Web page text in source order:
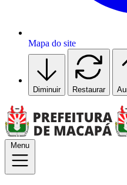
Mapa do site
Diminuir Restaurar
Menu